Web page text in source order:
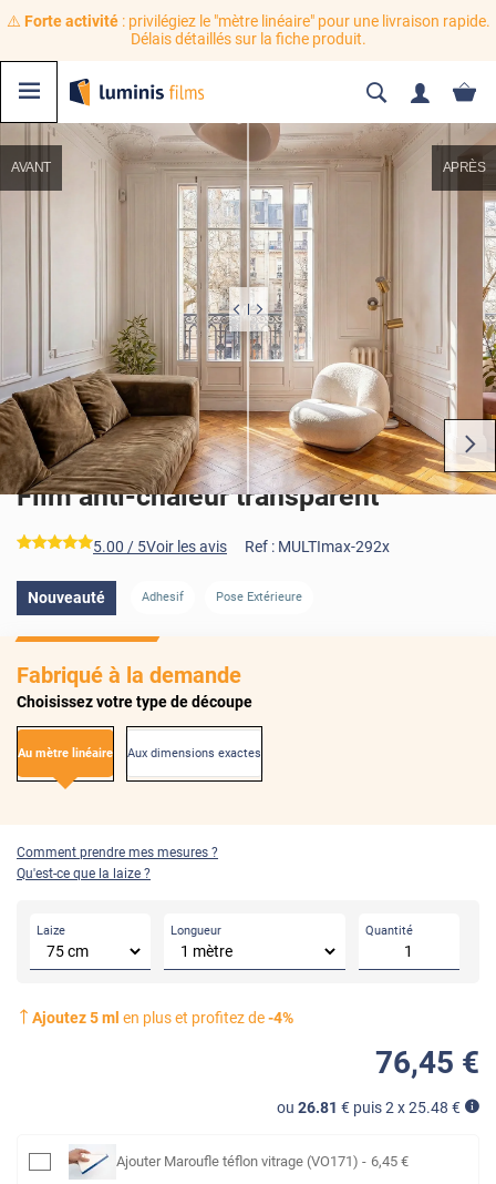
⚠️ Forte activité: privilégiez le "mètre linéaire" pour une livraison rapide.
Délais détaillés sur la fiche produit.
AVANT APRÈS
Film anti-chaleur transparent
*****
5.00 / 5Voir les avis Ref : MULTImax-292x
Nouveauté Adhesif Pose Extérieure
Fabriqué à la demande
Choisissez votre type de découpe
Au mètre linéaire Aux dimensions exactes
Comment prendre mes mesures ?
Qu'est-ce que la laize ?
Laize Longueur Quantité
Ajoutez5ml en plus et profitez de-4%
76,45 €
ou 26.81 € puis 2 x25.48 €
Ajouter Maroufle téflon vitrage (VO171) - 6,45 €